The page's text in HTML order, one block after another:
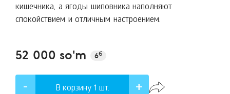
кишечника, а ягоды шиповника наполняют
спокойствием и отличным настроением.
52 000 so'm 6б
В корзину 1 шт.